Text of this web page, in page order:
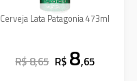
Cerveja Lata Patagonia 473ml
R$ 8,65 R$ 8,65